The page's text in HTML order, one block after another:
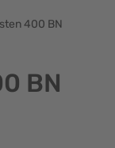
400 BN
BN